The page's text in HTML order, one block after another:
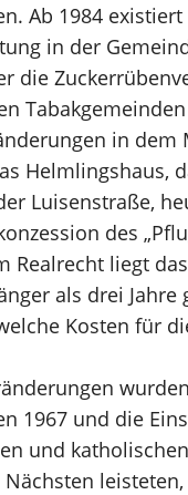
Ab 1984
in der
die
in dem
Helmlingshaus,
Luisenstraße,
des
Realrecht liegt
als drei
Kosten für
1967 und die
und
Nächsten